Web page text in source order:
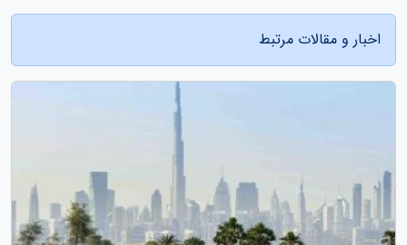
اخبار و مقالات مرتبط